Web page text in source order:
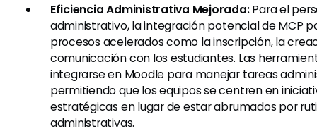
Eficiencia Administrativa Mejorada:Para el
administrativo, la integración potencial de MCP
procesos acelerados como la inscripción, la
comunicación con los estudiantes. Las
integrarse en Moodle para manejar tareas
permitiendo que los equipos se centren en
estratégicas en lugar de estar abrumados por
administrativas.